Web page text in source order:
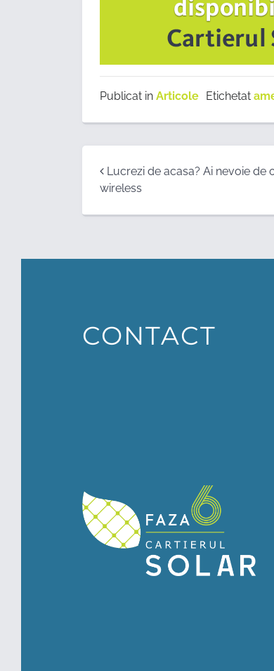
Publicat in Articole Etichetat
Post
navigation
Lucrezi de acasa? Ai nevoie de
wireless
CONTACT